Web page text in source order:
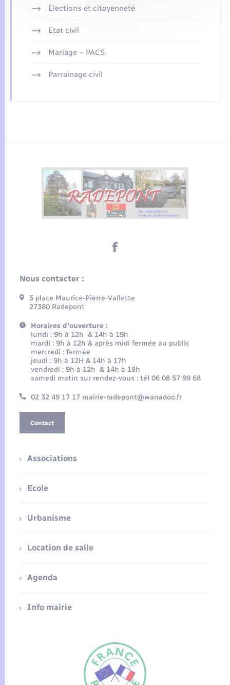
Elections et citoyenneté
Etat civil
Mariage – PACS
Parrainage civil
Nous contacter :
5 place Maurice-Pierre-Vallette
27380 Radepont
Horaires d'ouverture :
lundi : 9h à 12h & 14h à 19h
mardi : 9h à 12h & après midi fermée au public
mercredi : fermée
jeudi : 9h à 12H & 14h à 17h
vendredi ; 9h à 12h & 14h à 18h
samedi matin sur rendez-vous : tél 06 08 57 99 68
02 32 49 17 17 mairie-radepont@wanadoo.fr
Contact
Associations
Ecole
Urbanisme
Location de salle
Agenda
Info mairie